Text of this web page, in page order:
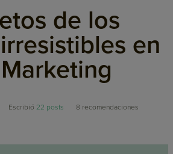
de los
en
Escribió22 posts 8 recomendaciones